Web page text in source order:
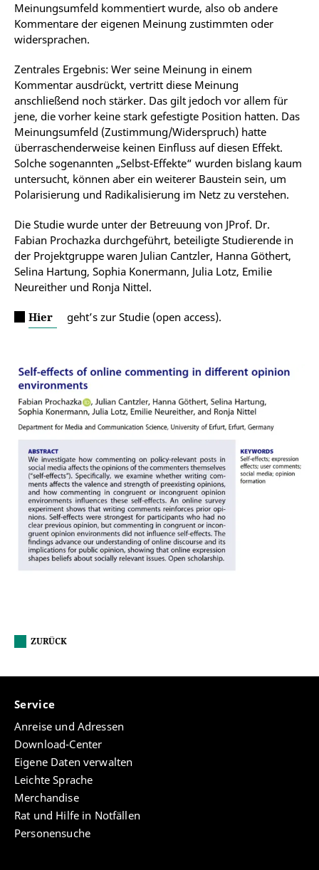
Meinungsumfeld kommentiert wurde, also ob andere
Kommentare der eigenen Meinung zustimmten oder
widersprachen.
Zentrales Ergebnis: Wer seine Meinung in einem
Kommentar ausdrückt, vertritt diese Meinung
anschließend noch stärker. Das gilt jedoch vor allem für
jene, die vorher keine stark gefestigte Position hatten. Das
Meinungsumfeld (Zustimmung/Widerspruch) hatte
überraschenderweise keinen Einfluss auf diesen Effekt.
Solche sogenannten „Selbst-Effekte“ wurden bislang kaum
untersucht, können aber ein weiterer Baustein sein, um
Polarisierung und Radikalisierung im Netz zu verstehen.
Die Studie wurde unter der Betreuung von JProf. Dr.
Fabian Prochazka durchgeführt, beteiligte Studierende in
der Projektgruppe waren Julian Cantzler, Hanna Göthert,
Selina Hartung, Sophia Konermann, Julia Lotz, Emilie
Neureither und Ronja Nittel.
Hier geht’s zur Studie (open access).
ZURÜCK
Service
Anreise und Adressen
Download-Center
Eigene Daten verwalten
Leichte Sprache
Merchandise
Rat und Hilfe in Notfällen
Personensuche